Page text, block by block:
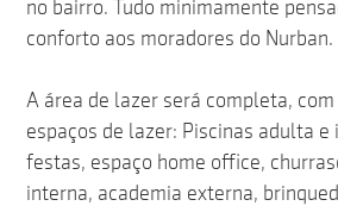
no bairro. Tudo minimamente
conforto aos moradores do Nurban.
A área de lazer será completa,
espaços de lazer: Piscinas adulta
festas, espaço home office,
interna, academia externa,